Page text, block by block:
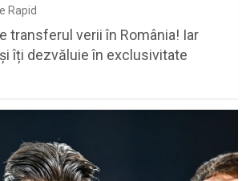
Rapid
transferul verii în România! Iar
îți dezvăluie în exclusivitate